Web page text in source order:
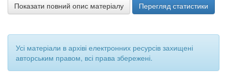
Показати повний опис матеріалу Перегляд статистики
Усі матеріали в архіві електронних ресурсів захищені
авторським правом, всі права збережені.